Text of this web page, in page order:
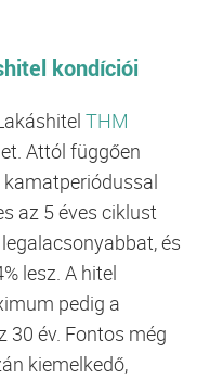
kondíciói
THM
Attól függően
az 5 éves ciklust
és
lesz. A hitel
pedig a
30 év. Fontos még
kiemelkedő,